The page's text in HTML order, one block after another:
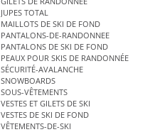
JUPES TOTAL
MAILLOTS DE SKI DE FOND
PANTALONS-DE-RANDONNEE
PANTALONS DE SKI DE FOND
PEAUX POUR SKIS DE RANDONNÉE
SÉCURITÉ-AVALANCHE
SNOWBOARDS
SOUS-VÊTEMENTS
VESTES ET GILETS DE SKI
VESTES DE SKI DE FOND
VÊTEMENTS-DE-SKI